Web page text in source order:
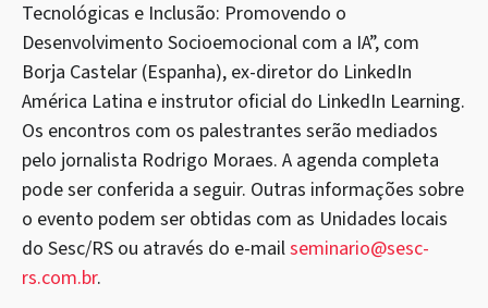
Tecnológicas e Inclusão: Promovendo o
Desenvolvimento Socioemocional com a IA”, com
Borja Castelar (Espanha), ex-diretor do LinkedIn
América Latina e instrutor oficial do LinkedIn Learning.
Os encontros com os palestrantes serão mediados
pelo jornalista Rodrigo Moraes. A agenda completa
pode ser conferida a seguir. Outras informações sobre
o evento podem ser obtidas com as Unidades locais
do Sesc/RS ou através do e-mailseminario@sesc-
rs.com.br.